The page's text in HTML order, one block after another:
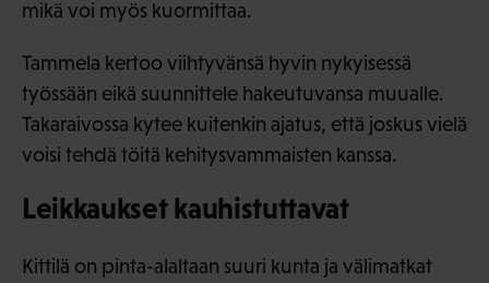
mikä voi myös kuormittaa.
Tammela kertoo viihtyvänsä hyvin nykyisessä
työssään eikä suunnittele hakeutuvansa muualle.
Takaraivossa kytee kuitenkin ajatus, että joskus vielä
voisi tehdä töitä kehitysvammaisten kanssa.
Leikkaukset kauhistuttavat
Kittilä on pinta-alaltaan suuri kunta ja välimatkat